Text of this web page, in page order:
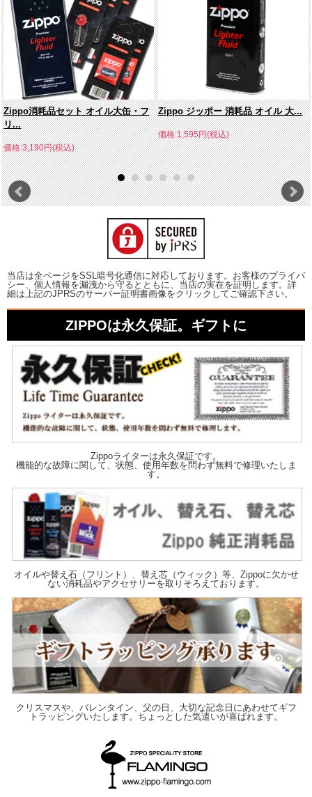
Zippo消耗品セット オイル大缶・フ
リ...
価格:3,190円(税込)
Zippo ジッポー 消耗品 オイル 大...
価格:1,595円(税込)
当店は全ページをSSL暗号化通信に対応しております。お客様のプライバ
シー、個人情報を漏洩から守るとともに、当店の実在を証明します。詳
細は上記のJPRSのサーバー証明書画像をクリックしてご確認下さい。
ZIPPOは永久保証。ギフトに
Zippoライターは永久保証です。
機能的な故障に関して、状態、使用年数を問わず無料で修理いたしま
す。
オイルや替え石（フリント）、替え芯（ウィック）等、Zippoに欠かせ
ない消耗品やアクセサリーを取りそろえております。
クリスマスや、バレンタイン、父の日、大切な記念日にあわせてギフ
トラッピングいたします。ちょっとした気遣いが喜ばれます。